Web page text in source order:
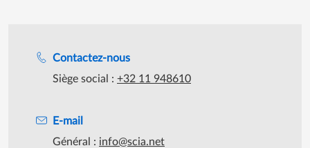
Contactez-nous
Siège social : +32 11 948610
E-mail
Général : info@scia.net